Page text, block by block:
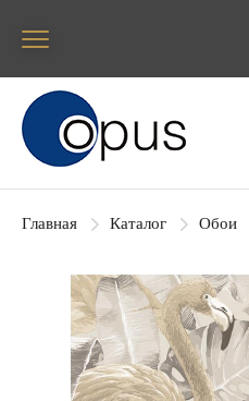
Блок поиска
Главная Каталог Обои